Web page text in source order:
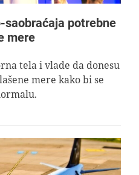
potrebne
mere
tela i vlade da donesu
mere kako bi se